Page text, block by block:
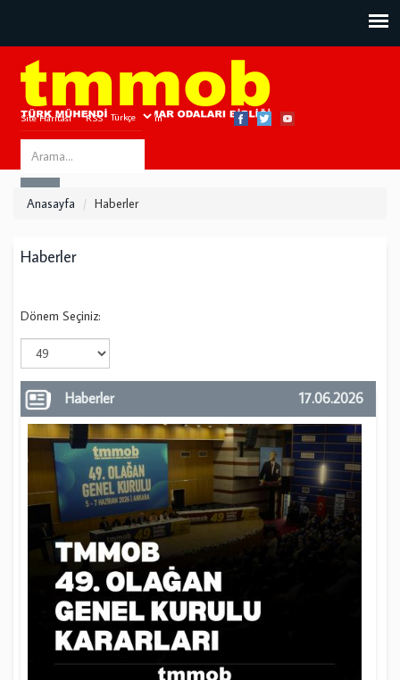
Site Haritası RSS Bize Ulaşın
Search
this
Anasayfa Haberler
Haberler
Dönem Seçiniz:
Haberler 17.06.2026